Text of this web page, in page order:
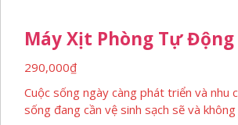
Máy Xịt Phòng Tự Động
290,000₫
Cuộc sống ngày càng phát triển và nhu
sống đang cần vệ sinh sạch sẽ và